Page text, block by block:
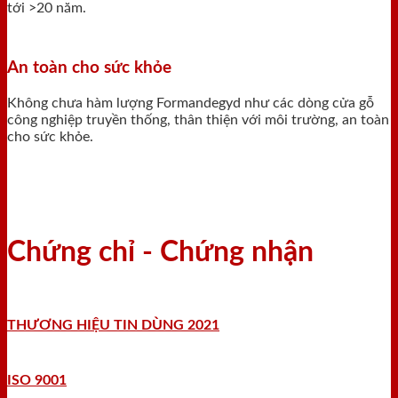
tới >20 năm.
An toàn cho sức khỏe
Không chưa hàm lượng Formandegyd như các dòng cửa gỗ
công nghiệp truyền thống, thân thiện với môi trường, an toàn
cho sức khỏe.
Chứng chỉ - Chứng nhận
THƯƠNG HIỆU TIN DÙNG 2021
ISO 9001